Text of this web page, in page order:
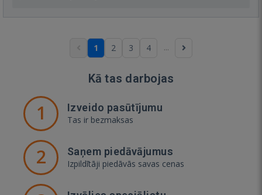
1 2 3 4 ...
Kā tas darbojas
1 Izveido pasūtījumu
Tas ir bezmaksas
2 Saņem piedāvājumus
Izpildītāji piedāvās savas cenas